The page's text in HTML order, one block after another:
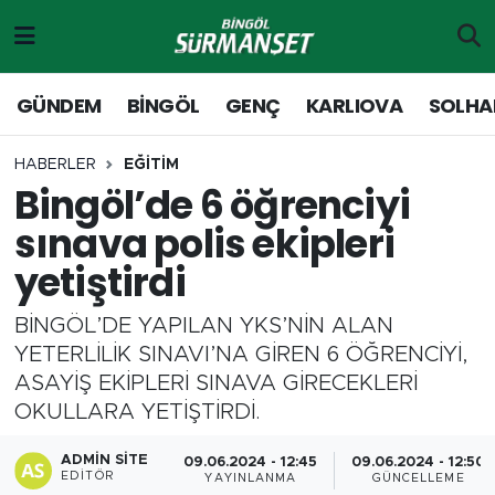
GÜNDEM BİNGÖL GENÇ KARLIOVA
HABERLER EĞİTİM
Bingöl’de 6 öğrenciyi
sınava polis ekipleri
yetiştirdi
BİNGÖL’DE YAPILAN YKS’NİN ALAN
YETERLİLİK SINAVI’NA GİREN 6 ÖĞRENCİYİ,
ASAYİŞ EKİPLERİ SINAVA GİRECEKLERİ
OKULLARA YETİŞTİRDİ.
ADMIN SITE
EDITÖR
09.06.2024 - 12:45
YAYINLANMA
09.06.2024 - 12:50
GÜNCELLEME
Genç
Solhan
Karlıova
Adaklı-Kiğı
Yayladere-Yedisu
MD Prestij Dergisi
Siyaset
Merkez Hava Durumu
Merkez Trafik Yoğunluk Haritası
Süper Lig Puan Durumu ve Fikstür
Tüm Manşetler
Son Dakika Haberleri
Haber Arşivi